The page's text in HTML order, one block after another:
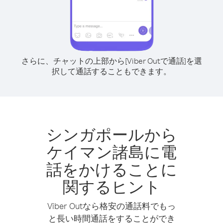
さらに、チャットの上部から[Viber Outで通話]を選
択して通話することもできます。
シンガポールから
ケイマン諸島に電
話をかけることに
関するヒント
Viber Outなら格安の通話料でもっ
と長い時間通話をすることができ